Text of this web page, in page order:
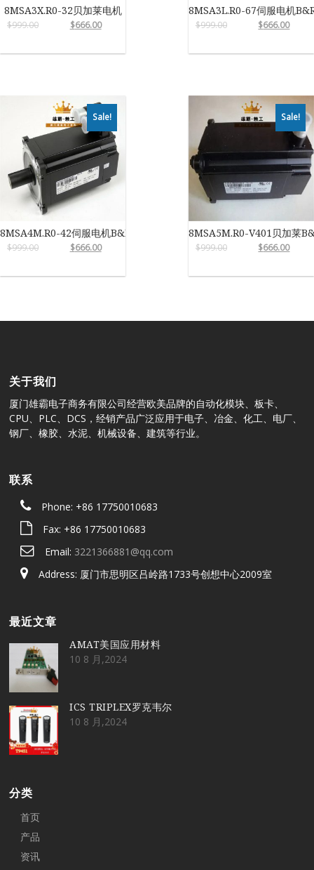
8MSA3X.R0-32贝加莱电机
$999.00 $666.00
8MSA3L.R0-67伺服电机
$999.00 $666.00
Sale!
8MSA4M.R0-42伺服电机B&R
$999.00 $666.00
Sale!
8MSA5M.R0-V401贝加莱
$999.00 $666.00
关于我们
厦门雄霸电子商务有限公司经营欧美品牌的自动化模块、板卡、
CPU、PLC、DCS，经销产品广泛应用于电子、冶金、化工、电厂、
钢厂、橡胶、水泥、机械设备、建筑等行业。
联系
Phone: +86 17750010683
Fax: +86 17750010683
Email: 3221366881@qq.com
Address: 厦门市思明区吕岭路1733号创想中心2009室
最近文章
AMAT美国应用材料
10 8 月,2024
ICS TRIPLEX罗克韦尔
10 8 月,2024
分类
首页
产品
资讯